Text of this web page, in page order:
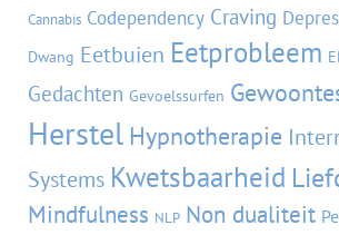
Cannabis Codependency Craving
Dwang Eetbuien Eetprobleem
Gedachten Gevoelssurfen
Herstel Hypnotherapie
Systems Kwetsbaarheid
Mindfulness NLP Non dualiteit